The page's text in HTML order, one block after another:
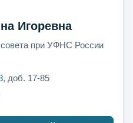
Игоревна
при УФНС России
, доб. 17-85